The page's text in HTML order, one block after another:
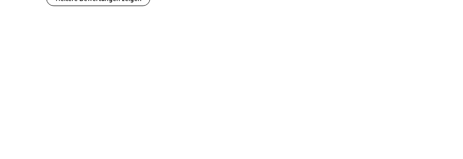
ein kleiner Krimi zum Vorschein, Verwirrungen, die zum Mitfiebern einladen sich auflösen und am